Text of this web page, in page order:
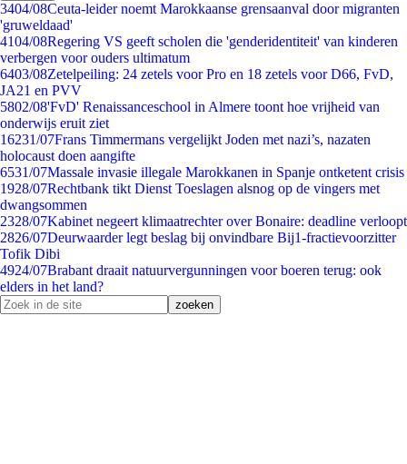
3404/08Ceuta-leider noemt Marokkaanse grensaanval door migranten
'gruweldaad'
4104/08Regering VS geeft scholen die 'genderidentiteit' van kinderen
verbergen voor ouders ultimatum
6403/08Zetelpeiling: 24 zetels voor Pro en 18 zetels voor D66, FvD,
JA21 en PVV
5802/08'FvD' Renaissanceschool in Almere toont hoe vrijheid van
onderwijs eruit ziet
16231/07Frans Timmermans vergelijkt Joden met nazi’s, nazaten
holocaust doen aangifte
6531/07Massale invasie illegale Marokkanen in Spanje ontketent crisis
1928/07Rechtbank tikt Dienst Toeslagen alsnog op de vingers met
dwangsommen
2328/07Kabinet negeert klimaatrechter over Bonaire: deadline verloopt
2826/07Deurwaarder legt beslag bij onvindbare Bij1-fractievoorzitter
Tofik Dibi
4924/07Brabant draait natuurvergunningen voor boeren terug: ook
elders in het land?